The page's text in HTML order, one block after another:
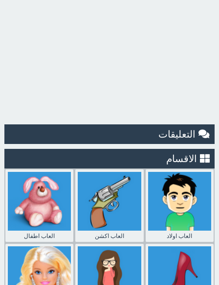
التعليقات
الاقسام
العاب اطفال العاب اكشن العاب اولاد